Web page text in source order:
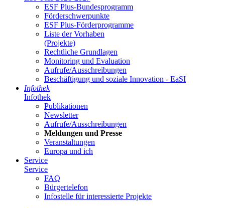
ESF Plus-Bun­des­pro­gramm
För­der­schwer­punk­te
ESF Plus-För­der­pro­gram­me
Lis­te der Vor­ha­ben
(Pro­jek­te)
Recht­li­che Grund­la­gen
Mo­ni­to­ring und Eva­lua­ti­on
Auf­ru­fe/Aus­schrei­bun­gen
Be­schäf­ti­gung und so­zia­le In­no­va­ti­on - Ea­SI
In­fo­thek
In­fo­thek
Pu­bli­ka­tio­nen
Newslet­ter
Auf­ru­fe/Aus­schrei­bun­gen
Mel­dun­gen und Pres­se
Ver­an­stal­tun­gen
Eu­ro­pa und ich
Ser­vice
Ser­vice
FAQ
Bür­ger­te­le­fon
In­fo­stel­le für in­ter­es­sier­te Pro­jek­te